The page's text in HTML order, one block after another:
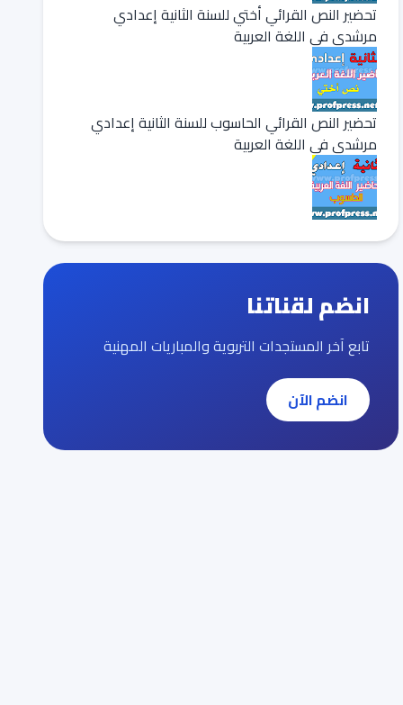
تحضير النص القرائي أختي للسنة الثانية إعدادي
مرشدي في اللغة العربية
تحضير النص القرائي الحاسوب للسنة الثانية إعدادي
مرشدي في اللغة العربية
انضم لقناتنا
تابع آخر المستجدات التربوية والمباريات المهنية
انضم الآن